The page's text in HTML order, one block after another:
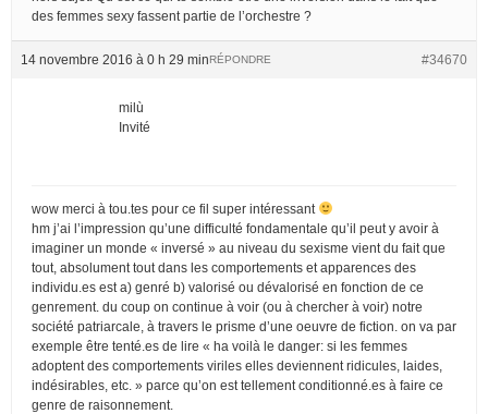
des femmes sexy fassent partie de l’orchestre ?
14 novembre 2016 à 0 h 29 min #34670
RÉPONDRE
milù
Invité
wow merci à tou.tes pour ce fil super intéressant
hm j’ai l’impression qu’une difficulté fondamentale qu’il peut y avoir à
imaginer un monde « inversé » au niveau du sexisme vient du fait que
tout, absolument tout dans les comportements et apparences des
individu.es est a) genré b) valorisé ou dévalorisé en fonction de ce
genrement. du coup on continue à voir (ou à chercher à voir) notre
société patriarcale, à travers le prisme d’une oeuvre de fiction. on va par
exemple être tenté.es de lire « ha voilà le danger: si les femmes
adoptent des comportements viriles elles deviennent ridicules, laides,
indésirables, etc. » parce qu’on est tellement conditionné.es à faire ce
genre de raisonnement.